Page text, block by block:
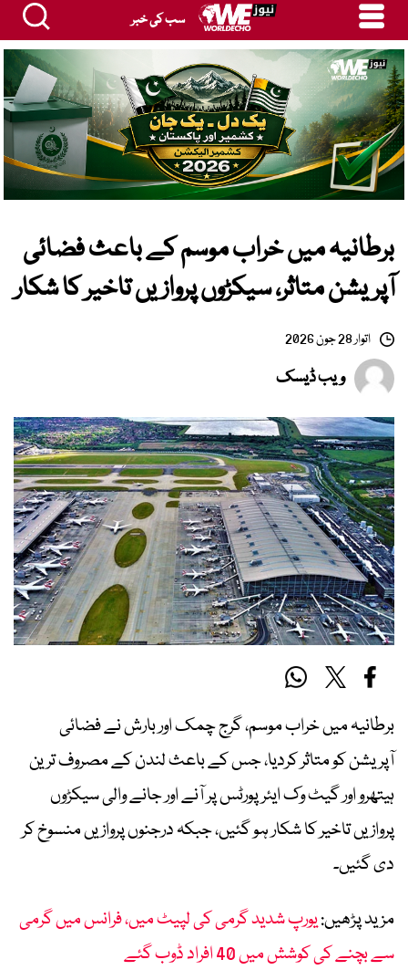
سب کی خبر
برطانیہ میں خراب موسم کے باعث فضائی
آپریشن متاثر، سیکڑوں پروازیں تاخیر کا شکار
اتوار 28 جون 2026
ویب ڈیسک
برطانیہ میں خراب موسم، گرج چمک اور بارش نے فضائی
آپریشن کو متاثر کردیا، جس کے باعث لندن کے مصروف ترین
ہیتھرو اور گیٹ وک ایئرپورٹس پر آنے اور جانے والی سیکڑوں
پروازیں تاخیر کا شکار ہو گئیں، جبکہ درجنوں پروازیں منسوخ کر
دی گئیں۔
مزید پڑھیں:یورپ شدید گرمی کی لپیٹ میں، فرانس میں گرمی
سے بچنے کی کوشش میں 40 افراد ڈوب گئے